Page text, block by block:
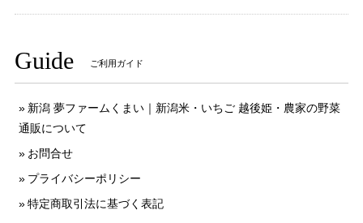
Guide ご利用ガイド
新潟 夢ファームくまい｜新潟米・いちご 越後姫・農家の野菜
通販について
お問合せ
プライバシーポリシー
特定商取引法に基づく表記